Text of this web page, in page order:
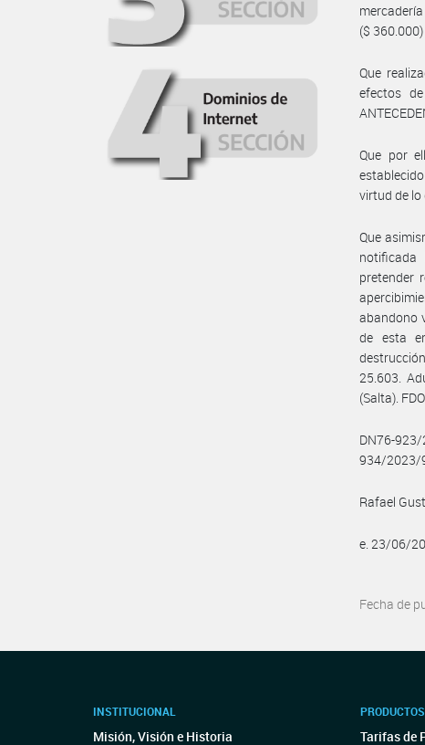
($
Que
efectos
Que por
virtud de lo
Que
notificada
pretender
abandono
de esta
25.603.
(Salta).
DN76-
934/2023/
Rafael
e. 23/06/
Fecha de
INSTITUCIONAL
Misión, Visión e Historia Tarifas de